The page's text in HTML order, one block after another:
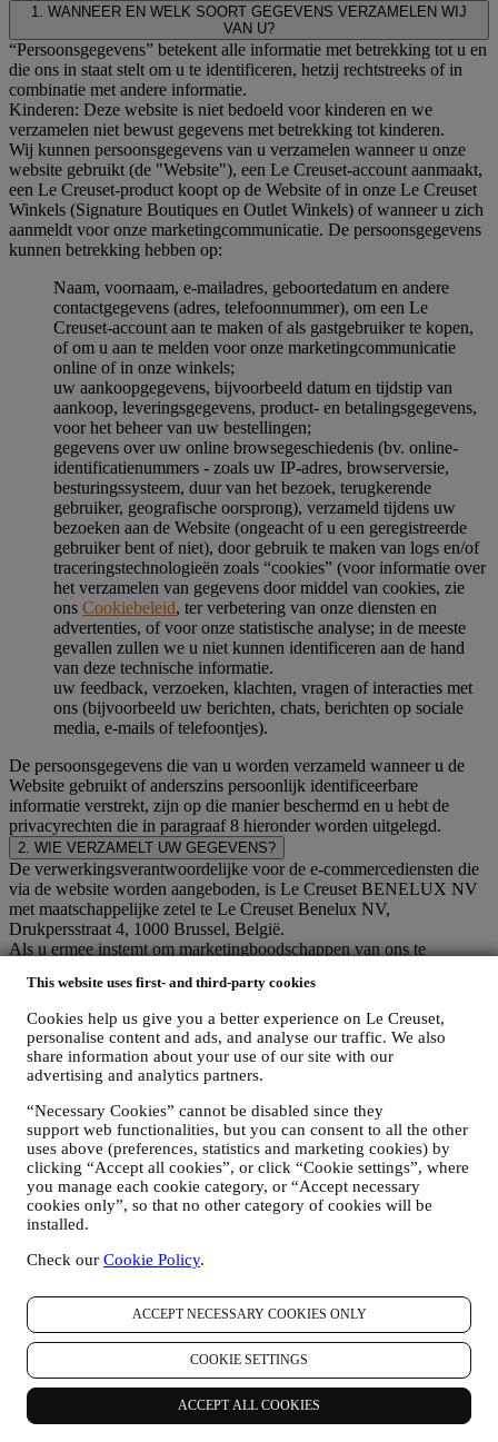
This website uses first- and third-party cookies
Cookies help us give you a better experience on Le Creuset,
personalise content and ads, and analyse our traffic. We also
share information about your use of our site with our
advertising and analytics partners.
“Necessary Cookies” cannot be disabled since they
support web functionalities, but you can consent to all the other
uses above (preferences, statistics and marketing cookies) by
clicking “Accept all cookies”, or click “Cookie settings”, where
you manage each cookie category, or “Accept necessary
cookies only”, so that no other category of cookies will be
installed.
Check our Cookie Policy.
ACCEPT NECESSARY COOKIES ONLY
COOKIE SETTINGS
ACCEPT ALL COOKIES
1. WANNEER EN WELK SOORT GEGEVENS VERZAMELEN WIJ
VAN U?
“Persoonsgegevens” betekent alle informatie met betrekking tot u en
die ons in staat stelt om u te identificeren, hetzij rechtstreeks of in
combinatie met andere informatie.
Kinderen: Deze website is niet bedoeld voor kinderen en we
verzamelen niet bewust gegevens met betrekking tot kinderen.
Wij kunnen persoonsgegevens van u verzamelen wanneer u onze
website gebruikt (de "Website"), een Le Creuset-account aanmaakt,
een Le Creuset-product koopt op de Website of in onze Le Creuset
Winkels (Signature Boutiques en Outlet Winkels) of wanneer u zich
aanmeldt voor onze marketingcommunicatie. De persoonsgegevens
kunnen betrekking hebben op:
Naam, voornaam, e-mailadres, geboortedatum en andere
contactgegevens (adres, telefoonnummer), om een Le
Creuset-account aan te maken of als gastgebruiker te kopen,
of om u aan te melden voor onze marketingcommunicatie
online of in onze winkels;
uw aankoopgegevens, bijvoorbeeld datum en tijdstip van
aankoop, leveringsgegevens, product- en betalingsgegevens,
voor het beheer van uw bestellingen;
gegevens over uw online browsegeschiedenis (bv. online-
identificatienummers - zoals uw IP-adres, browserversie,
besturingssysteem, duur van het bezoek, terugkerende
gebruiker, geografische oorsprong), verzameld tijdens uw
bezoeken aan de Website (ongeacht of u een geregistreerde
gebruiker bent of niet), door gebruik te maken van logs en/of
traceringstechnologieën zoals “cookies” (voor informatie over
het verzamelen van gegevens door middel van cookies, zie
ons Cookiebeleid, ter verbetering van onze diensten en
advertenties, of voor onze statistische analyse; in de meeste
gevallen zullen we u niet kunnen identificeren aan de hand
van deze technische informatie.
uw feedback, verzoeken, klachten, vragen of interacties met
ons (bijvoorbeeld uw berichten, chats, berichten op sociale
media, e-mails of telefoontjes).
De persoonsgegevens die van u worden verzameld wanneer u de
Website gebruikt of anderszins persoonlijk identificeerbare
informatie verstrekt, zijn op die manier beschermd en u hebt de
privacyrechten die in paragraaf 8 hieronder worden uitgelegd.
2. WIE VERZAMELT UW GEGEVENS?
De verwerkingsverantwoordelijke voor de e-commercediensten die
via de website worden aangeboden, is Le Creuset BENELUX NV
met maatschappelijke zetel te Le Creuset Benelux NV,
Drukpersstraat 4, 1000 Brussel, België.
Als u ermee instemt om marketingboodschappen van ons te
consumentendatabase van Le Creuset Group, die als
gegevensbeheerder wordt beheerd door Le Creuset Group AG, met
het kantoor in Hofstrasse 1A,Neuhofstrasse 4 , Baar, Zugo, 6340
Zwitserland (die Le Creuset SL, BTW-nummer B62153630, met
kantoor in Paseo de Gracia 9, 2º, 08007 Barcelona, Spanje, heeft
aangesteld als vertegenwoordiger in de EU), op basis van een
overeenkomst tot gezamenlijke zeggenschap die in wezen voorziet
in (a) Le Creuset Group AG die verantwoordelijk is voor de
algemene strategie met betrekking tot marketing en
gepersonaliseerde klantervaring; (b) lokale Le Creuset-entiteiten die
profiteren van deze strategie en deze uitvoeren, alsmede
onafhankelijk marketingcommunicatie/initiatieven ontwikkelen op
lokaal niveau (binnen een bepaald land); (c) beide gezamenlijk
rechten af te handelen.
Wij kunnen uw gegevens verwerken voor de volgende doeleinden:
VOOR ONZE WETTELIJKE VERPLICHTINGEN
Mogelijk moeten we bepaalde gegevens over u verwerken om
te voldoen aan onze wettelijke verplichtingen en andere
verplichtingen die voortvloeien uit instructies van de overheid.
OM EEN LE CREUSET-ACCOUNT AAN TE MAKEN